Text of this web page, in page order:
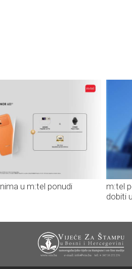
u m:tel ponudi
m:tel
dobiti